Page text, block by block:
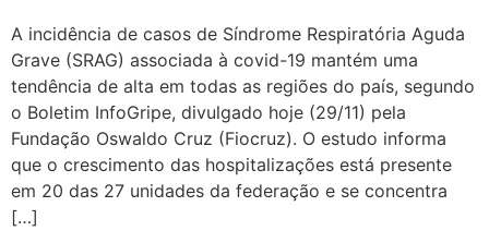
A incidência de casos de Síndrome Respiratória Aguda
Grave (SRAG) associada à covid-19 mantém uma
tendência de alta em todas as regiões do país, segundo
o Boletim InfoGripe, divulgado hoje (29/11) pela
Fundação Oswaldo Cruz (Fiocruz). O estudo informa
que o crescimento das hospitalizações está presente
em 20 das 27 unidades da federação e se concentra
[…]